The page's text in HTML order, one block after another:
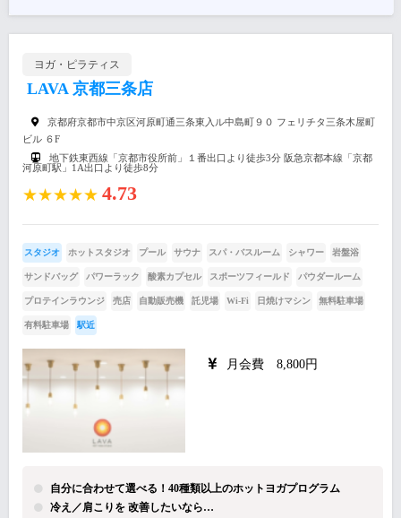
ヨガ・ピラティス
LAVA 京都三条店
京都府京都市中京区河原町通三条東入ル中島町９０ フェリチタ三条木屋町
ビル ６F
地下鉄東西線「京都市役所前」１番出口より徒歩3分 阪急京都本線「京都
河原町駅」1A出口より徒歩8分
★★★★★ 4.73
スタジオ ホットスタジオ プール サウナ スパ・バスルーム シャワー 岩盤浴
サンドバッグ パワーラック 酸素カプセル スポーツフィールド パウダールーム
プロテインラウンジ 売店 自動販売機 託児場 Wi-Fi 日焼けマシン 無料駐車場
有料駐車場 駅近
月会費 8,800円
自分に合わせて選べる！40種類以上のホットヨガプログラム
冷え／肩こりを 改善したいなら…